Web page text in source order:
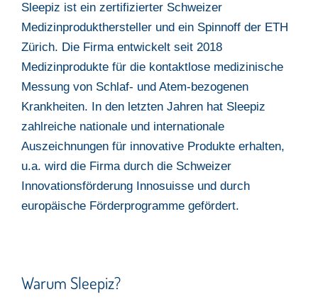
Sleepiz ist ein zertifizierter Schweizer
Medizinprodukthersteller und ein Spinnoff der ETH
Zürich. Die Firma entwickelt seit 2018
Medizinprodukte für die kontaktlose medizinische
Messung von Schlaf- und Atem-bezogenen
Krankheiten. In den letzten Jahren hat Sleepiz
zahlreiche nationale und internationale
Auszeichnungen für innovative Produkte erhalten,
u.a. wird die Firma durch die Schweizer
Innovationsförderung Innosuisse und durch
europäische Förderprogramme gefördert.
Warum Sleepiz?